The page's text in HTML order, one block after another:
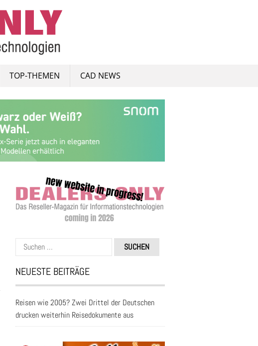
TOP-THEMEN CAD NEWS
Suchen
nach:
NEUESTE BEITRÄGE
Reisen wie 2005? Zwei Drittel der Deutschen
drucken weiterhin Reisedokumente aus